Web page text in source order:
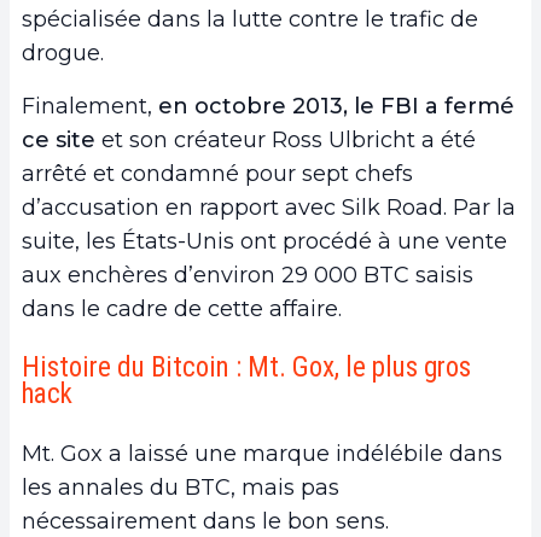
spécialisée dans la lutte contre le trafic de
drogue.
Finalement, en octobre 2013, le FBI a fermé
ce site et son créateur Ross Ulbricht a été
arrêté et condamné pour sept chefs
d’accusation en rapport avec Silk Road. Par la
suite, les États-Unis ont procédé à une vente
aux enchères d’environ 29 000 BTC saisis
dans le cadre de cette affaire.
Histoire du Bitcoin : Mt. Gox, le plus gros
hack
Mt. Gox a laissé une marque indélébile dans
les annales du BTC, mais pas
nécessairement dans le bon sens.